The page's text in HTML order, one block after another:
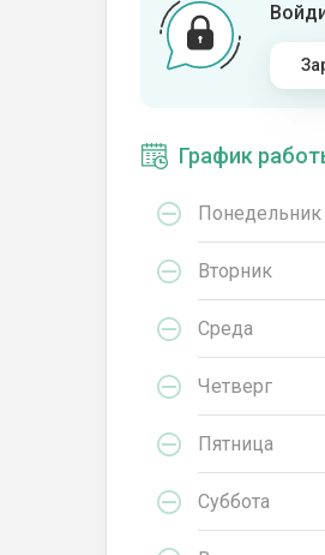
График
Понедельник
Вторник
Среда
Четверг
Пятница
Суббота